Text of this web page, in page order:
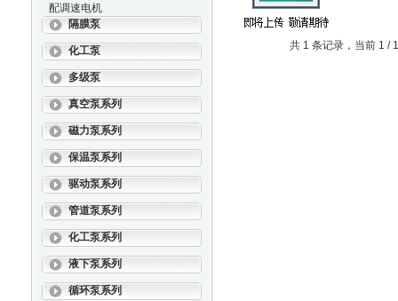
配调速电机
隔膜泵
化工泵
多级泵
真空泵系列
磁力泵系列
保温泵系列
驱动泵系列
管道泵系列
化工泵系列
液下泵系列
循环泵系列
共 1 条记录，当前 1